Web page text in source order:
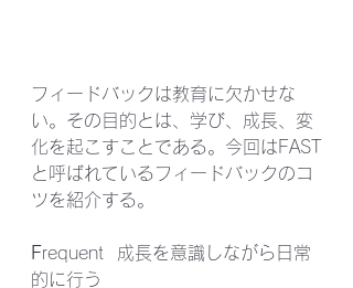
フィードバックは教育に欠かせな
い。その目的とは、学び、成長、変
化を起こすことである。今回はFAST
と呼ばれているフィードバックのコ
ツを紹介する。
Frequent  成長を意識しながら日常
的に行う